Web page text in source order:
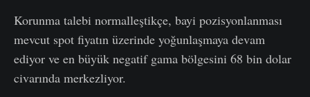
Korunma talebi normalleştikçe, bayi pozisyonlanması
mevcut spot fiyatın üzerinde yoğunlaşmaya devam
ediyor ve en büyük negatif gama bölgesini 68 bin dolar
civarında merkezliyor.